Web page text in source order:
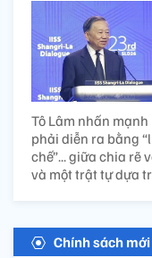
Tô Lâm nhấn
phải diễn ra bằng
chế”... giữa chia rẽ
và một trật tự dựa
Chính sách mới